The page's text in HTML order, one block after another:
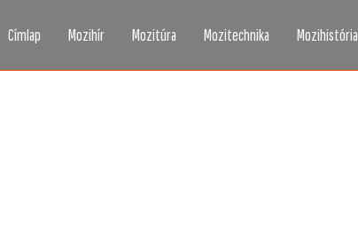
Címlap Mozihír Mozitúra Mozitechnika Mozihistória